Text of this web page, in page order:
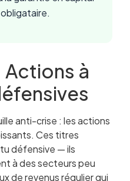
à
anti-crise : les actions
Ces titres
défensive — ils
à des secteurs peu
de revenus régulier qui